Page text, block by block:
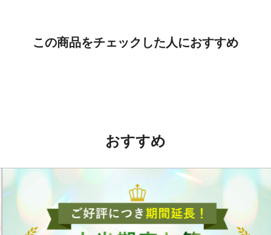
この商品をチェックした人におすすめ
おすすめ